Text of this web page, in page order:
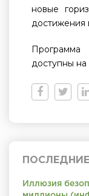
новые
достижения
доступны на
Иллюзия